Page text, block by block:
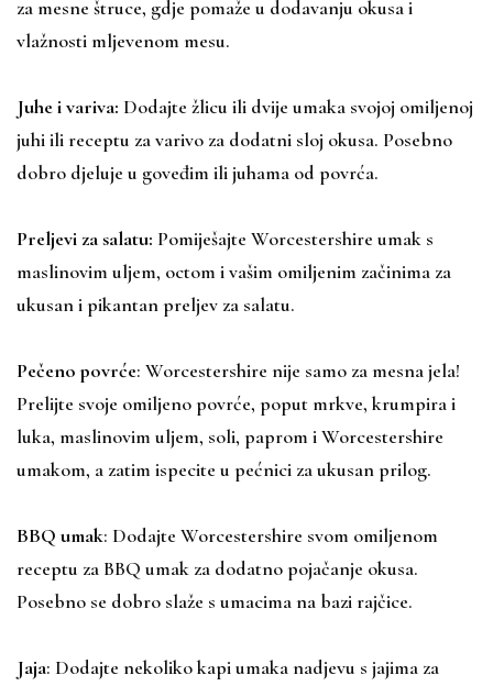
za mesne štruce, gdje pomaže u dodavanju okusa i
vlažnosti mljevenom mesu.
Juhe i variva: Dodajte žlicu ili dvije umaka svojoj omiljenoj
juhi ili receptu za varivo za dodatni sloj okusa. Posebno
dobro djeluje u goveđim ili juhama od povrća.
Preljevi za salatu: Pomiješajte Worcestershire umak s
maslinovim uljem, octom i vašim omiljenim začinima za
ukusan i pikantan preljev za salatu.
Pečeno povrće: Worcestershire nije samo za mesna jela!
Prelijte svoje omiljeno povrće, poput mrkve, krumpira i
luka, maslinovim uljem, soli, paprom i Worcestershire
umakom, a zatim ispecite u pećnici za ukusan prilog.
BBQ umak: Dodajte Worcestershire svom omiljenom
receptu za BBQ umak za dodatno pojačanje okusa.
Posebno se dobro slaže s umacima na bazi rajčice.
Jaja: Dodajte nekoliko kapi umaka nadjevu s jajima za